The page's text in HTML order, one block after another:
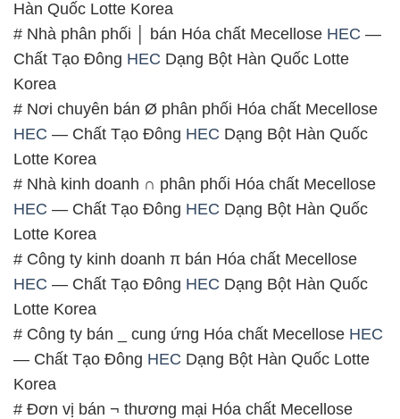
Hàn Quốc Lotte Korea
# Nhà phân phối │ bán Hóa chất Mecellose HEC —
Chất Tạo Đông HEC Dạng Bột Hàn Quốc Lotte
Korea
# Nơi chuyên bán Ø phân phối Hóa chất Mecellose
HEC — Chất Tạo Đông HEC Dạng Bột Hàn Quốc
Lotte Korea
# Nhà kinh doanh ∩ phân phối Hóa chất Mecellose
HEC — Chất Tạo Đông HEC Dạng Bột Hàn Quốc
Lotte Korea
# Công ty kinh doanh π bán Hóa chất Mecellose
HEC — Chất Tạo Đông HEC Dạng Bột Hàn Quốc
Lotte Korea
# Công ty bán _ cung ứng Hóa chất Mecellose HEC
— Chất Tạo Đông HEC Dạng Bột Hàn Quốc Lotte
Korea
# Đơn vị bán ¬ thương mại Hóa chất Mecellose